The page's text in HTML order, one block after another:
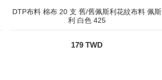
DTP布料 棉布 20 支 舊/舊佩斯利花紋布料 佩斯
利 白色 425
179 TWD